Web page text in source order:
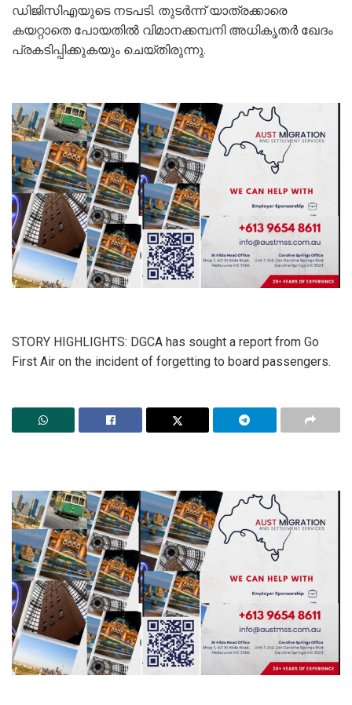
ഡിജിസിഎയുടെ നടപടി. തുടര്‍ന്ന് യാത്രക്കാരെ
കയറ്റാതെ പോയതില്‍ വിമാനക്കമ്പനി അധികൃതര്‍ ഖേദം
പ്രകടിപ്പിക്കുകയും ചെയ്തിരുന്നു.
STORY HIGHLIGHTS: DGCA has sought a report from Go
First Air on the incident of forgetting to board passengers.